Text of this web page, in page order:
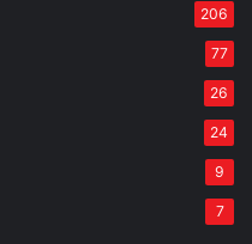
206
77
26
24
9
7